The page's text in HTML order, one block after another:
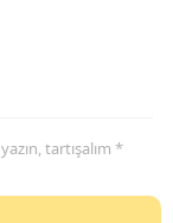
tartışalım *